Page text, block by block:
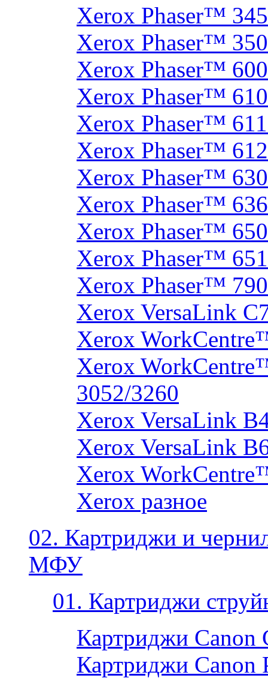
Xerox Phaser™
Xerox Phaser™
Xerox Phaser™
Xerox Phaser™
Xerox Phaser™
Xerox Phaser™
Xerox Phaser™
Xerox Phaser™
Xerox Phaser™
Xerox Phaser™
Xerox Phaser™ 790
Xerox VersaLink
Xerox
Xerox
3052/3260
Xerox VersaLink
Xerox VersaLink
Xerox
Xerox разное
02. Картриджи и
МФУ
01. Картриджи
Картриджи Canon
Картриджи Canon